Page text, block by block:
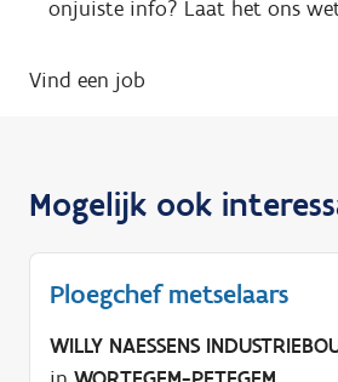
onjuiste info? Laat het ons
Vind een job
Mogelijk ook
Ploegchef metselaars
WILLY NAESSENS